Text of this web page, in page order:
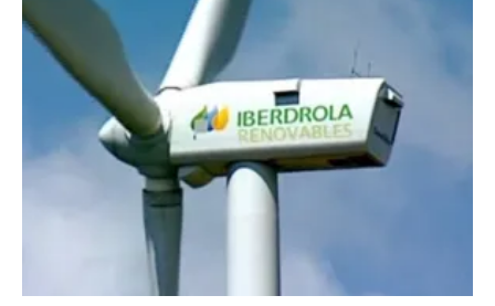
Solar
Bioenergy
Other renewables
Storage
Energy saving